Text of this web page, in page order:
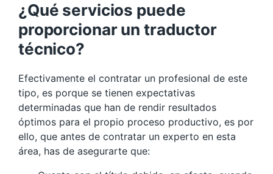
¿Qué servicios puede
proporcionar un traductor
técnico?
Efectivamente el contratar un profesional de este
tipo, es porque se tienen expectativas
determinadas que han de rendir resultados
óptimos para el propio proceso productivo, es por
ello, que antes de contratar un experto en esta
área, has de asegurarte que: